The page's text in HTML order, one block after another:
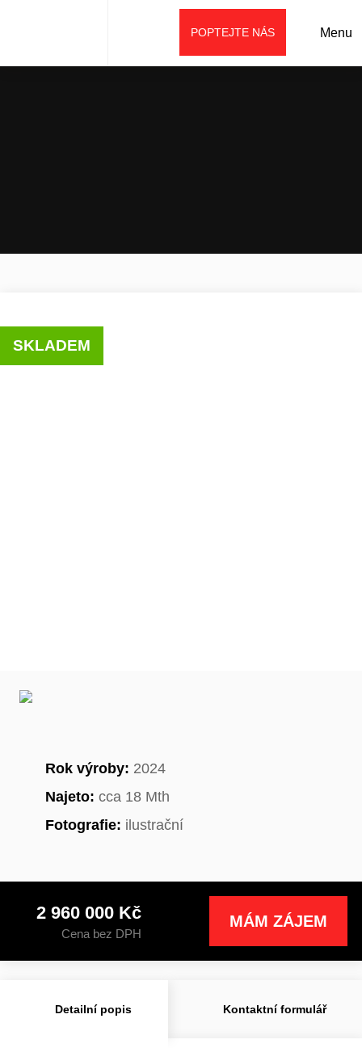
Menu
POPTEJTE NÁS
SKLADEM
Rok výroby: 2024
Najeto: cca 18 Mth
Fotografie: ilustrační
2 960 000 Kč
Cena bez DPH
MÁM ZÁJEM
Detailní popis Kontaktní formulář